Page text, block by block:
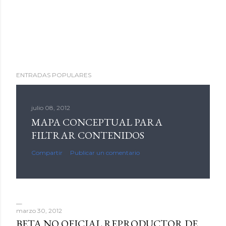
ENTRADAS POPULARES
julio 08, 2012
MAPA CONCEPTUAL PARA
FILTRAR CONTENIDOS
Compartir Publicar un comentario
marzo 30, 2012